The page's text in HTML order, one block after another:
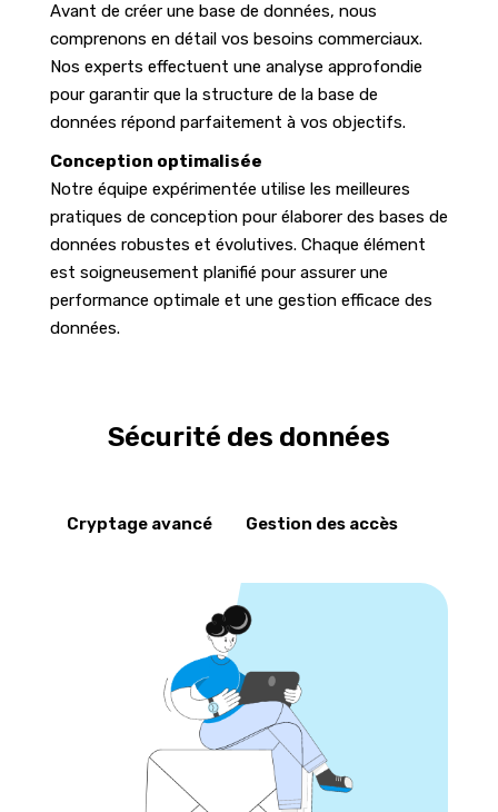
Avant de créer une base de données, nous
comprenons en détail vos besoins commerciaux.
Nos experts effectuent une analyse approfondie
pour garantir que la structure de la base de
données répond parfaitement à vos objectifs.
Conception optimalisée
Notre équipe expérimentée utilise les meilleures
pratiques de conception pour élaborer des bases de
données robustes et évolutives. Chaque élément
est soigneusement planifié pour assurer une
performance optimale et une gestion efficace des
données.
Sécurité des données
Cryptage avancé Gestion des accès